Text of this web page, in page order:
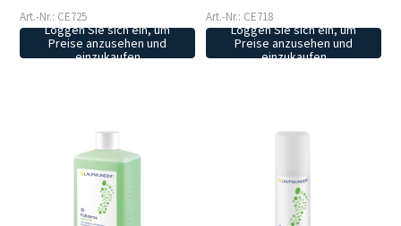
Art.-Nr.: CE725
Loggen Sie sich ein, um
Preise anzusehen und
einzukaufen
Art.-Nr.: CE718
Loggen Sie sich ein, um
Preise anzusehen und
einzukaufen